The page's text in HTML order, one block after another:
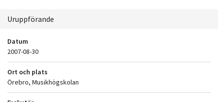
Uruppförande
Datum
2007-08-30
Ort och plats
Örebro, Musikhögskolan